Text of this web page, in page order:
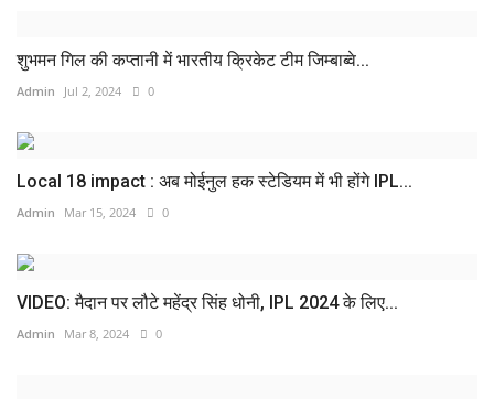
शुभमन गिल की कप्तानी में भारतीय क्रिकेट टीम जिम्बाब्वे...
Admin Jul 2, 2024 0
Local 18 impact : अब मोईनुल हक स्टेडियम में भी होंगे IPL...
Admin Mar 15, 2024 0
VIDEO: मैदान पर लौटे महेंद्र सिंह धोनी, IPL 2024 के लिए...
Admin Mar 8, 2024 0